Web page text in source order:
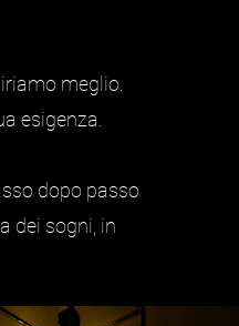
meglio.
esigenza.
dopo passo
dei sogni, in